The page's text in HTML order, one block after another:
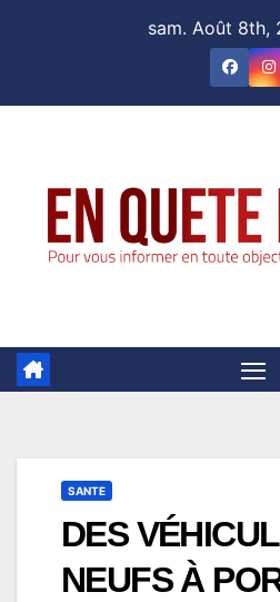
sam. Août 8th,
SANTE
DES
NEUFS À